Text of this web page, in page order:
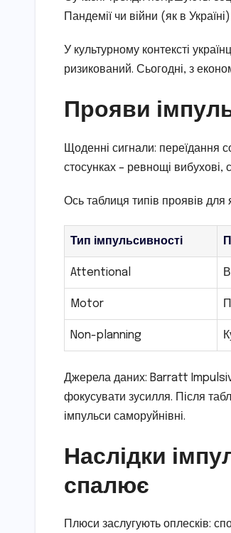
Пандемії чи війни (як в
У культурному контексті
ризикований. Сьогодні, з
Прояви
Щоденні сигнали: переїдання
стосунках – ревнощі вибухові,
Ось таблиця типів проявів для
Тип імпульсивності
Attentional
Motor
Non-planning
Джерела даних: Barratt
фокусувати зусилля. Після
імпульси саморуйнівні.
Наслідки
спалює
Плюси заслугують оплесків: